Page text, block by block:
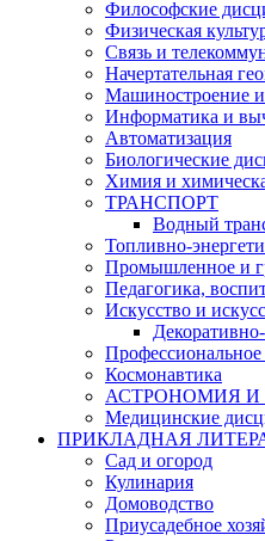
Философские
Физическая
Связь и
Начертательная
Машиностроение и
Информатика и
Автоматизация
Биологические
Химия и
ТРАНСПОРТ
Водный
Топливно-
Промышленное и
Педагогика,
Искусство и
Профессиональное
Космонавтика
АСТРОНОМИЯ
Медицинские
ПРИКЛАДНАЯ
Сад и огород
Кулинария
Домоводство
Приусадебное